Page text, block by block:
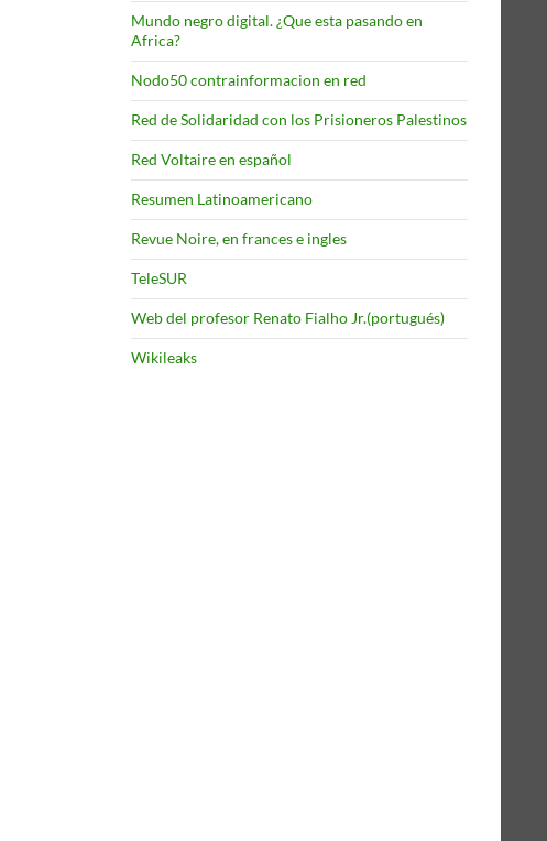
Mundo negro digital. ¿Que esta pasando en
Africa?
Nodo50 contrainformacion en red
Red de Solidaridad con los Prisioneros Palestinos
Red Voltaire en español
Resumen Latinoamericano
Revue Noire, en frances e ingles
TeleSUR
Web del profesor Renato Fialho Jr.(portugués)
Wikileaks